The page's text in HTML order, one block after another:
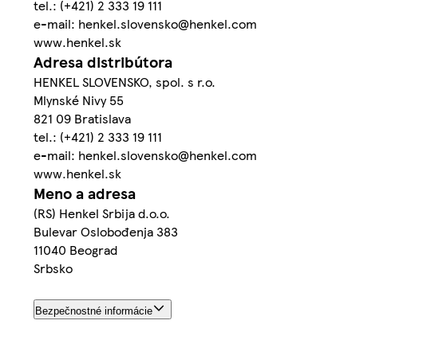
tel.: (+421) 2 333 19 111
e-mail: henkel.slovensko@henkel.com
www.henkel.sk
Adresa distribútora
HENKEL SLOVENSKO, spol. s r.o.
Mlynské Nivy 55
821 09 Bratislava
tel.: (+421) 2 333 19 111
e-mail: henkel.slovensko@henkel.com
www.henkel.sk
Meno a adresa
(RS) Henkel Srbija d.o.o.
Bulevar Oslobođenja 383
11040 Beograd
Srbsko
Bezpečnostné informácie